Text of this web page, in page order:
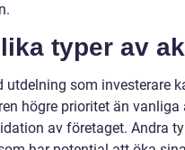
typer av
utdelning som investerare
högre prioritet än
av företaget. Andra